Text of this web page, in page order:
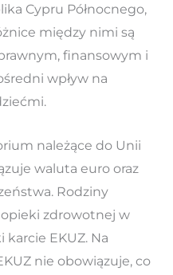
Cypru Północnego,
między nimi są
finansowym i
wpływ na
należące do Unii
waluta euro oraz
Rodziny
zdrowotnej w
EKUZ. Na
nie obowiązuje, co